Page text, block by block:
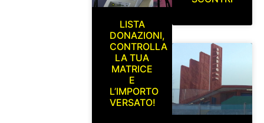
LISTA
DONAZIONI,
CONTROLLA
LA TUA
MATRICE
E
L’IMPORTO
VERSATO!